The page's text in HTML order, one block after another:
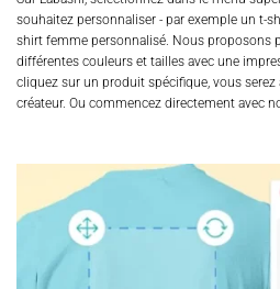
souhaitez personnaliser - par exemple un t-
shirt femme personnalisé. Nous proposons
différentes couleurs et tailles avec une
cliquez sur un produit spécifique, vous
créateur. Ou commencez directement avec